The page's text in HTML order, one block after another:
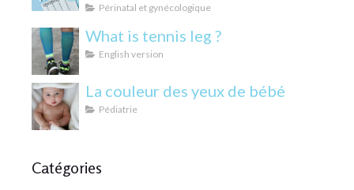
condition pendant la grossesse
Périnatal et gynécologique
What is tennis leg ?
English version
La couleur des yeux de bébé
Pédiatrie
Catégories